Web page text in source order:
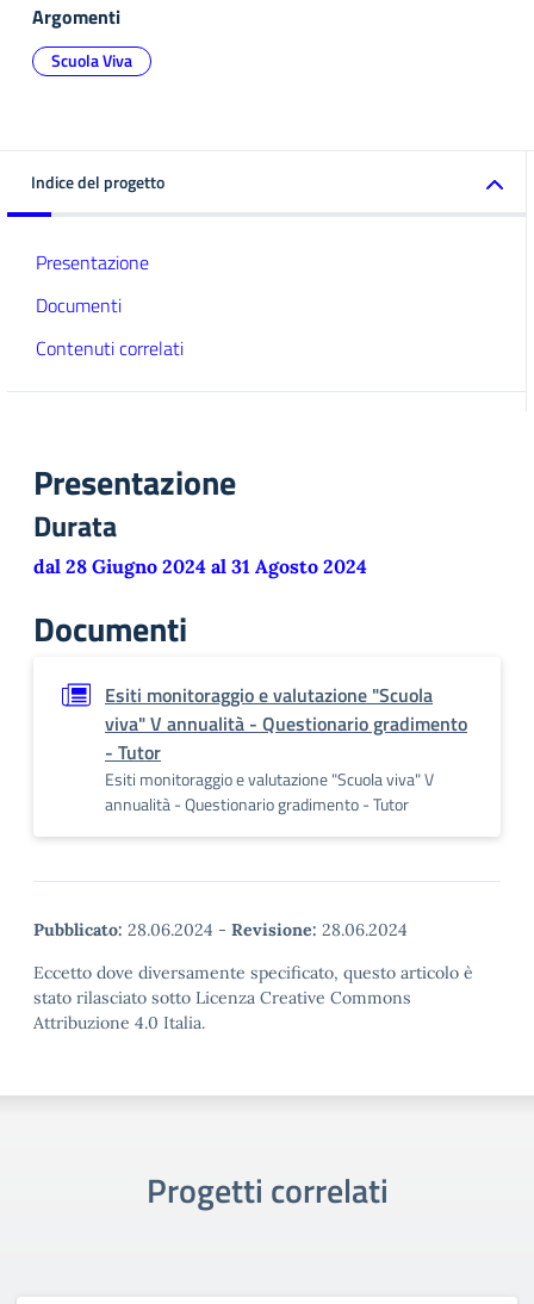
Argomenti
Scuola Viva
Indice del progetto
Presentazione
Documenti
Contenuti correlati
Presentazione
Durata
dal 28 Giugno 2024 al 31 Agosto 2024
Documenti
Esiti monitoraggio e valutazione "Scuola
viva" V annualità - Questionario gradimento
- Tutor
Esiti monitoraggio e valutazione "Scuola viva" V
annualità - Questionario gradimento - Tutor
Pubblicato: 28.06.2024 - Revisione: 28.06.2024
Eccetto dove diversamente specificato, questo articolo è
stato rilasciato sotto Licenza Creative Commons
Attribuzione 4.0 Italia.
Progetti correlati